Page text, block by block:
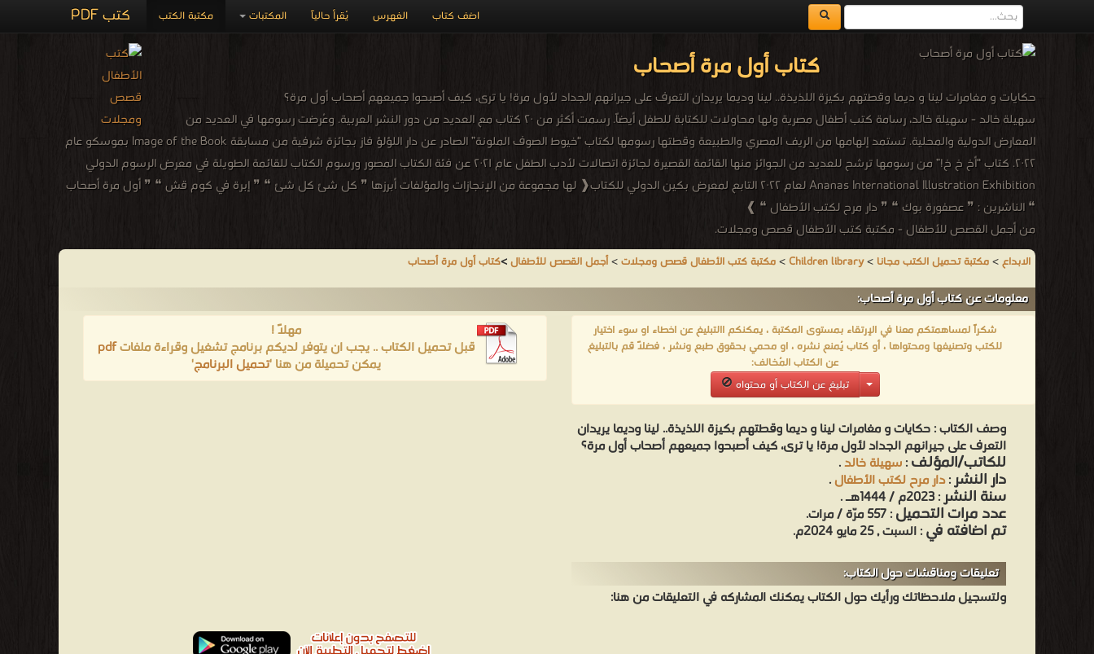
كتب PDF مكتبة الكتب المكتبات يُقرأ حالياً الفهرس اضف كتاب
كتاب أول مرة أصحاب
حكايات و مغامرات لينا و ديما وقطتهم بكيزة اللذيذة.. لينا وديما يريدان التعرف على جيرانهم الجداد لأول مرة! يا ترى، كيف أصبحوا جميعهم أصحاب أول مرة؟
سهيلة خالد - سهيلة خالد، رسامة كتب أطفال مصرية ولها محاولات للكتابة للطفل أيضاً. رسمت أكثر من ٢٠ كتاب مع العديد من دور النشر العربية. وعُرضت رسومها في العديد من
المعارض الدولية والمحلية. تستمد إلهامها من الريف المصري والطبيعة وقطتها رسومها لكتاب “خيوط الصوف الملونة” الصادر عن دار اللؤلؤ فاز بجائزة شرفية من مسابقة Image of the Book بموسكو عام
٢٠٢٢. كتاب “أخ خ خ!” من رسومها ترشح للعديد من الجوائز منها القائمة القصيرة لجائزة اتصالات لأدب الطفل عام ٢٠٢١ عن فئة الكتاب المصور ورسوم الكتاب للقائمة الطويلة في معرض الرسوم الدولي
Ananas International Illustration Exhibition لعام ٢٠٢٢ التابع لمعرض بكين الدولي للكتاب❰ لها مجموعة من الإنجازات والمؤلفات أبرزها ❞ كل شئ كل شئ ❝ ❞ إبرة في كوم قش ❝ ❞ أول مرة أصحاب
❝ الناشرين : ❞ عصفورة بوك ❝ ❞ دار مرح لكتب الأطفال ❝ ❱
من أجمل القصص للأطفال - مكتبة كتب الأطفال قصص ومجلات.
الابداع>مكتبة تحميل الكتب مجانا >
Children library
>مكتبة كتب الأطفال قصص ومجلات>أجمل القصص للأطفال>كتاب أول مرة أصحاب
معلومات عن كتاب أول مرة أصحاب:
شكراً لمساهمتكم معنا في الإرتقاء بمستوى المكتبة ، يمكنكم االتبليغ عن اخطاء او سوء اختيار
للكتب وتصنيفها ومحتواها ، أو كتاب يُمنع نشره ، او محمي بحقوق طبع ونشر ، فضلاً قم بالتبليغ
عن الكتاب المُخالف:
تبليغ عن الكتاب أو محتواه
وصف الكتاب :حكايات و مغامرات لينا و ديما وقطتهم بكيزة اللذيذة.. لينا وديما يريدان
التعرف على جيرانهم الجداد لأول مرة! يا ترى، كيف أصبحوا جميعهم أصحاب أول مرة؟
للكاتب/المؤلف:سهيلة خالد.
دار النشر:دار مرح لكتب الأطفال.
سنة النشر: 2023م / 1444هـ .
عدد مرات التحميل: 557 مرّة / مرات.
تم اضافته في: السبت , 25 مايو 2024م.
تعليقات ومناقشات حول الكتاب:
ولتسجيل ملاحظاتك ورأيك حول الكتاب يمكنك المشاركه في التعليقات من هنا:
مهلاً !
قبل تحميل الكتاب .. يجب ان يتوفر لديكم برنامج تشغيل وقراءة ملفاتpdf
يمكن تحميلة من هنا 'تحميل البرنامج'